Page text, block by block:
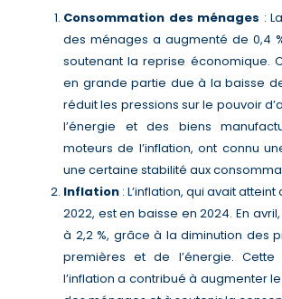
Consommation des ménages :
des ménages a augmenté de 0,4
soutenant la reprise économique.
en grande partie due à la baisse
réduit les pressions sur le pouvoir
l’énergie et des biens
moteurs de l’inflation, ont connu
une certaine stabilité aux
Inflation : L’inflation, qui avait
2022, est en baisse en 2024. En
à 2,2 %, grâce à la diminution des
premières et de l’énergie.
l’inflation a contribué à augmenter